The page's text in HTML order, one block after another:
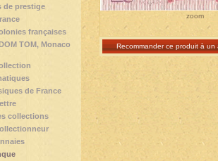
zoom
Recommander ce produit à un
de prestige
françaises
TOM, Monaco
de France
collections